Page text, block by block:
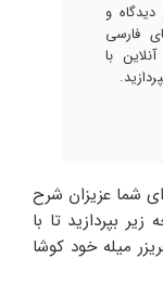
و
فارسی
با
شما عزیزان شرح
بپردازید تا با
میله خود کوشا